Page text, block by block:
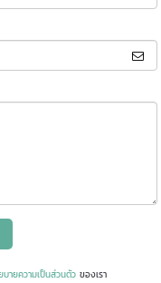
บายความเป็นส่วนตัว ของเรา